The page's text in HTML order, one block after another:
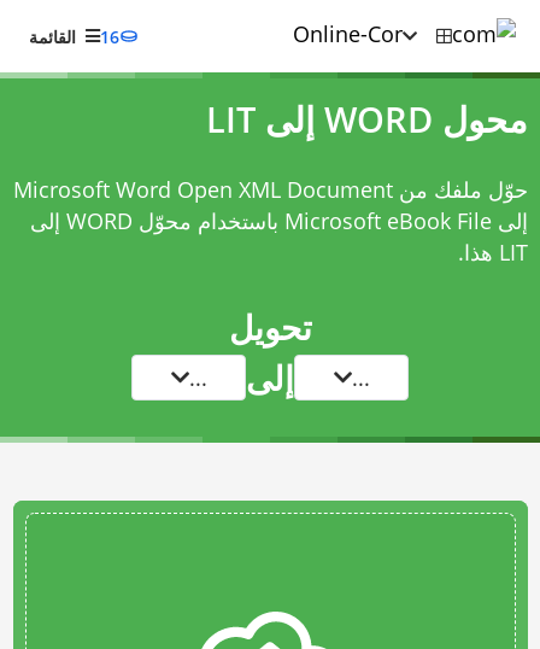
16 القائمة
محول WORD إلى LIT
حوّل ملفك من Microsoft Word Open XML Document
إلى Microsoft eBook File باستخدام
محوّل WORD إلى
LITهذا.
تحويل
... إلى ...